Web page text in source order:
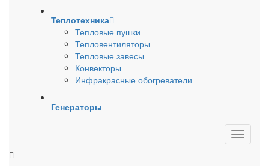
Теплотехника
Тепловые пушки
Тепловентиляторы
Тепловые завесы
Конвекторы
Инфракрасные обогреватели
Генераторы